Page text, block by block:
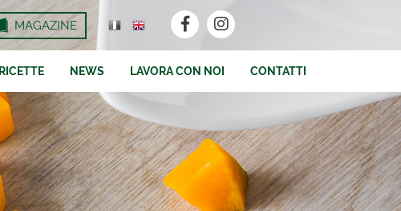
MAGAZINE
RICETTE NEWS LAVORA CON NOI CONTATTI